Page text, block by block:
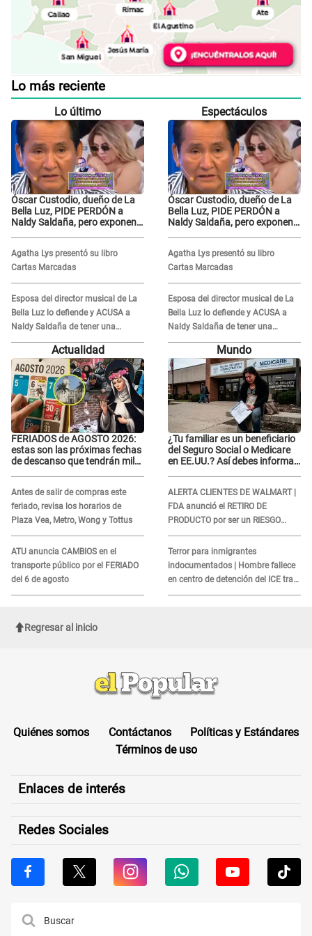
Lo más reciente
Lo último
Óscar Custodio, dueño de La
Bella Luz, PIDE PERDÓN a
Naldy Saldaña, pero exponen
grabar"
Agatha Lys presentó su libro
Cartas Marcadas
Esposa del director musical de La
Bella Luz lo defiende y ACUSA a
Naldy Saldaña de tener una
relación con él y otros integrantes
Espectáculos
Óscar Custodio, dueño de La
Bella Luz, PIDE PERDÓN a
Naldy Saldaña, pero exponen
grabar"
Agatha Lys presentó su libro
Cartas Marcadas
Esposa del director musical de La
Bella Luz lo defiende y ACUSA a
Naldy Saldaña de tener una
relación con él y otros integrantes
Actualidad
FERIADOS de AGOSTO 2026:
estas son las próximas fechas
de descanso que tendrán miles
Antes de salir de compras este
feriado, revisa los horarios de
Plaza Vea, Metro, Wong y Tottus
ATU anuncia CAMBIOS en el
transporte público por el FERIADO
del 6 de agosto
Mundo
¿Tu familiar es un beneficiario
del Seguro Social o Medicare
en EE.UU.? Así debes informar
ALERTA CLIENTES DE WALMART |
FDA anunció el RETIRO DE
PRODUCTO por ser un RIESGO
MORTAL para consumidores: ¿Cuál
es?
Terror para inmigrantes
indocumentados | Hombre fallece
en centro de detención del ICE tras
sufrir una "emergencia médica"
Regresar al inicio
Quiénes somos Contáctanos
Políticas y Estándares
Términos de uso
Enlaces de interés
Redes Sociales